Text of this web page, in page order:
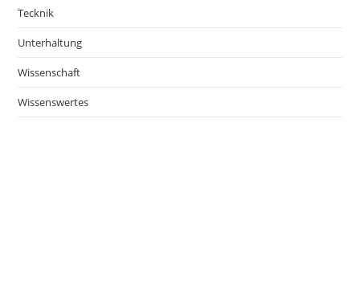
Tecknik
Unterhaltung
Wissenschaft
Wissenswertes